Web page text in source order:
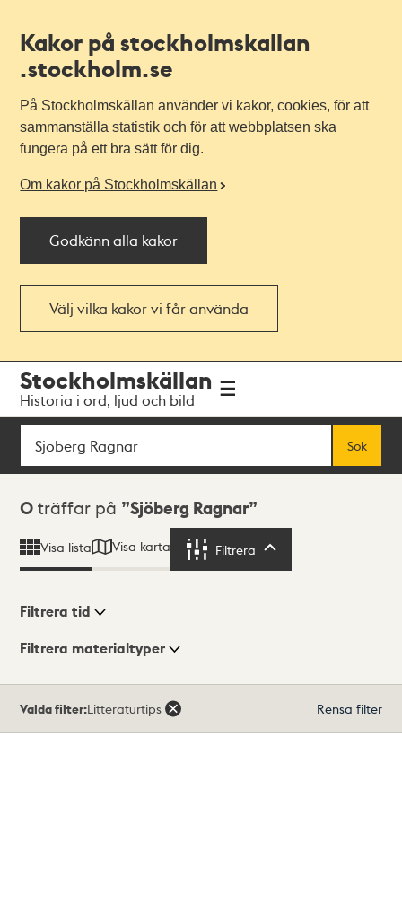
Kakor på stockholmskallan
.stockholm.se
På Stockholmskällan använder vi kakor, cookies, för att
sammanställa statistik och för att webbplatsen ska
fungera på ett bra sätt för dig.
Om kakor på Stockholmskällan
Godkänn alla kakor
Välj vilka kakor vi får använda
navigationen
huvudinnehållet
Stockholmskällan
Historia i ord, ljud och bild
Sök
Sök
Sökresultat
0 träffar på Sjöberg Ragnar
Visa lista Visa karta Filtrera
Visningsläge
Filtrera tid
Filtrera materialtyper
träffar
Valda filter:Litteraturtips Rensa filter